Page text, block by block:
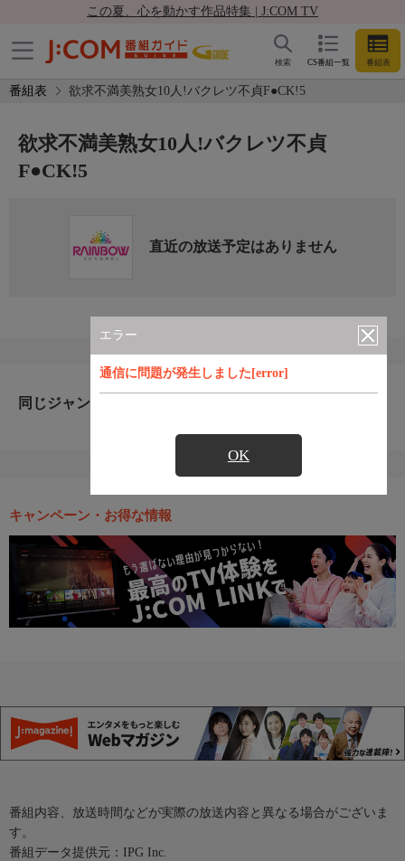
この夏、心を動かす作品特集 | J:COM TV
CS番組一覧 番組表
検索
番組表 欲求不満美熟女10人!バクレツ不貞F●CK!5
エラー
通信に問題が発生しました[error]
OK
欲求不満美熟女10人!バクレツ不貞
F●CK!5
直近の放送予定はありません
同じジャンルのおすすめ番組
キャンペーン・お得な情報
番組内容、放送時間などが実際の放送内容と異なる場合がございま
す。
番組データ提供元：IPG Inc.